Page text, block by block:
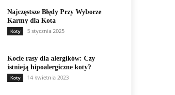
Najczęstsze Błędy Przy Wyborze
Karmy dla Kota
Koty 5 stycznia 2025
Kocie rasy dla alergików: Czy
istnieją hipoalergiczne koty?
Koty 14 kwietnia 2023